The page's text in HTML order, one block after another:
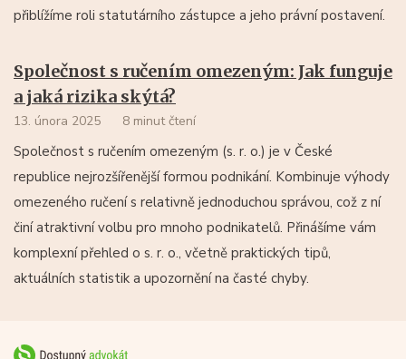
přiblížíme roli statutárního zástupce a jeho právní postavení.
Společnost s ručením omezeným: Jak funguje
a jaká rizika skýtá?
13. února 2025 8 minut čtení
Společnost s ručením omezeným (s. r. o.) je v České
republice nejrozšířenější formou podnikání. Kombinuje výhody
omezeného ručení s relativně jednoduchou správou, což z ní
činí atraktivní volbu pro mnoho podnikatelů. Přinášíme vám
komplexní přehled o s. r. o., včetně praktických tipů,
aktuálních statistik a upozornění na časté chyby.